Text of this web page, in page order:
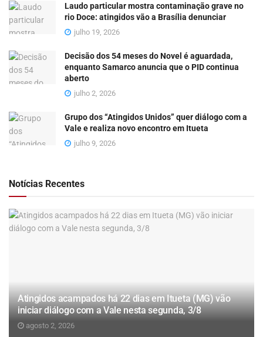
Laudo particular mostra contaminação grave no
rio Doce: atingidos vão a Brasília denunciar
julho 19, 2026
Decisão dos 54 meses do Novel é aguardada,
enquanto Samarco anuncia que o PID continua
aberto
julho 2, 2026
Grupo dos “Atingidos Unidos” quer diálogo com a
Vale e realiza novo encontro em Itueta
julho 9, 2026
Notícias Recentes
Atingidos acampados há 22 dias em Itueta (MG) vão
iniciar diálogo com a Vale nesta segunda, 3/8
agosto 2, 2026